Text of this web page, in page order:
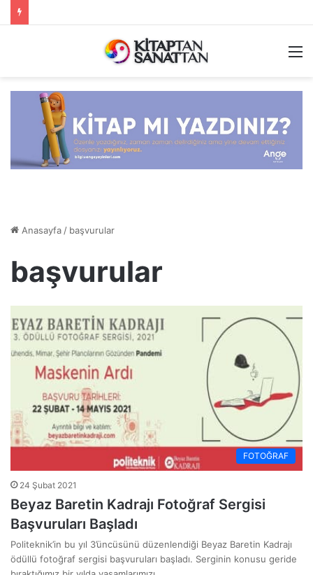
Anasayfa / başvurular
başvurular
FOTOĞRAF
24 Şubat 2021
Beyaz Baretin Kadrajı Fotoğraf Sergisi
Başvuruları Başladı
Politeknik’in bu yıl 3’üncüsünü düzenlendiği Beyaz Baretin Kadrajı
ödüllü fotoğraf sergisi başvuruları başladı. Serginin konusu geride